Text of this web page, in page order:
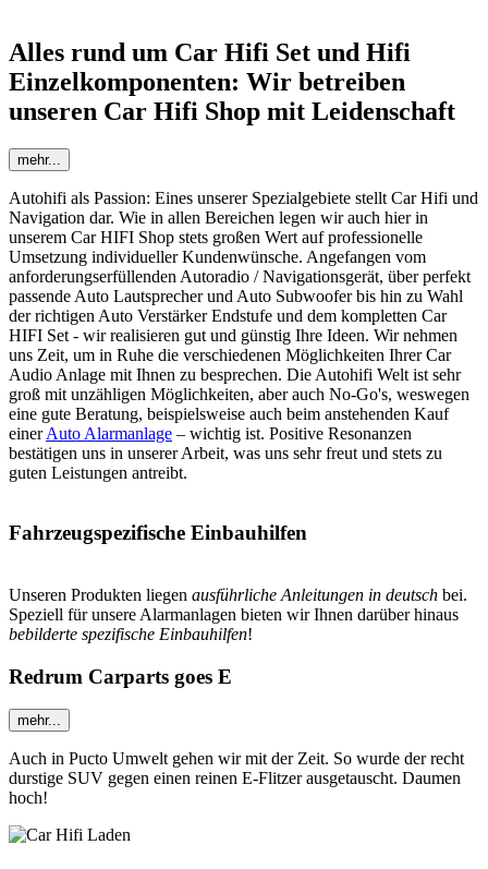
Alles rund um Car Hifi Set und Hifi
Einzelkomponenten: Wir betreiben
unseren Car Hifi Shop mit Leidenschaft
mehr...
Autohifi als Passion: Eines unserer Spezialgebiete stellt Car Hifi und
Navigation dar. Wie in allen Bereichen legen wir auch hier in
unserem Car HIFI Shop stets großen Wert auf professionelle
Umsetzung individueller Kundenwünsche. Angefangen vom
anforderungserfüllenden Autoradio / Navigationsgerät, über perfekt
passende Auto Lautsprecher und Auto Subwoofer bis hin zu Wahl
der richtigen Auto Verstärker Endstufe und dem kompletten Car
HIFI Set - wir realisieren gut und günstig Ihre Ideen. Wir nehmen
uns Zeit, um in Ruhe die verschiedenen Möglichkeiten Ihrer Car
Audio Anlage mit Ihnen zu besprechen. Die Autohifi Welt ist sehr
groß mit unzähligen Möglichkeiten, aber auch No-Go's, weswegen
eine gute Beratung, beispielsweise auch beim anstehenden Kauf
einerAuto Alarmanlage – wichtig ist. Positive Resonanzen
bestätigen uns in unserer Arbeit, was uns sehr freut und stets zu
guten Leistungen antreibt.
Fahrzeugspezifische Einbauhilfen
Unseren Produkten liegen ausführliche Anleitungen in deutsch bei.
Speziell für unsere Alarmanlagen bieten wir Ihnen darüber hinaus
bebilderte spezifische Einbauhilfen!
Redrum Carparts goes E
mehr...
Auch in Pucto Umwelt gehen wir mit der Zeit. So wurde der recht
durstige SUV gegen einen reinen E-Flitzer ausgetauscht. Daumen
hoch!